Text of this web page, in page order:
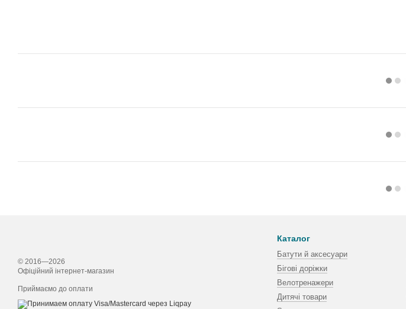
© 2016—2026
Офіційний інтернет-магазин
Приймаємо до оплати
Каталог
Батути й аксесуари
Бігові доріжки
Велотренажери
Дитячі товари